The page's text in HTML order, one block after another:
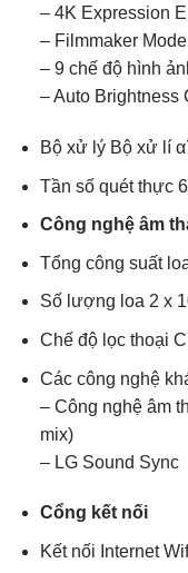
– 4K Expression
– Filmmaker Mode
– 9 chế độ hình
– Auto Brightness
Bộ xử lý Bộ xử lí
Tần số quét thực
Công nghệ âm
Tổng công suất
Số lượng loa 2 x
Chế độ lọc thoại
Các công nghệ
– Công nghệ âm
mix)
– LG Sound Sync
Cổng kết nối
Kết nối Internet